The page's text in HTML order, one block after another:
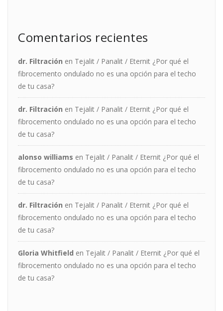
Comentarios recientes
dr. Filtración en Tejalit / Panalit / Eternit ¿Por qué el
fibrocemento ondulado no es una opción para el techo
de tu casa?
dr. Filtración en Tejalit / Panalit / Eternit ¿Por qué el
fibrocemento ondulado no es una opción para el techo
de tu casa?
alonso williams en Tejalit / Panalit / Eternit ¿Por qué el
fibrocemento ondulado no es una opción para el techo
de tu casa?
dr. Filtración en Tejalit / Panalit / Eternit ¿Por qué el
fibrocemento ondulado no es una opción para el techo
de tu casa?
Gloria Whitfield en Tejalit / Panalit / Eternit ¿Por qué el
fibrocemento ondulado no es una opción para el techo
de tu casa?